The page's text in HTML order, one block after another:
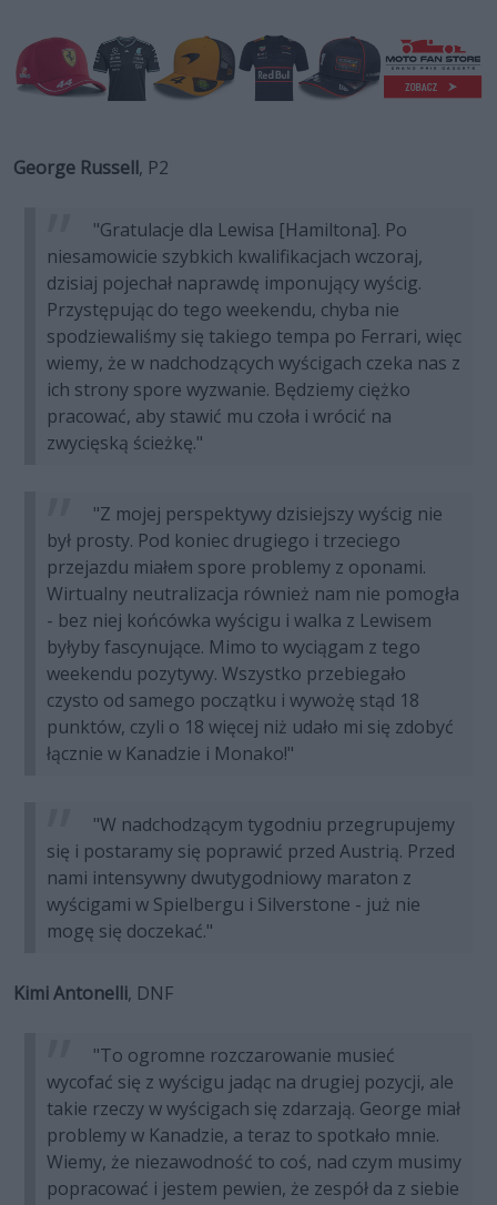
George Russell, P2
"Gratulacje dla Lewisa [Hamiltona]. Po
niesamowicie szybkich kwalifikacjach wczoraj,
dzisiaj pojechał naprawdę imponujący wyścig.
Przystępując do tego weekendu, chyba nie
spodziewaliśmy się takiego tempa po Ferrari, więc
wiemy, że w nadchodzących wyścigach czeka nas z
ich strony spore wyzwanie. Będziemy ciężko
pracować, aby stawić mu czoła i wrócić na
zwycięską ścieżkę."
"Z mojej perspektywy dzisiejszy wyścig nie
był prosty. Pod koniec drugiego i trzeciego
przejazdu miałem spore problemy z oponami.
Wirtualny neutralizacja również nam nie pomogła
- bez niej końcówka wyścigu i walka z Lewisem
byłyby fascynujące. Mimo to wyciągam z tego
weekendu pozytywy. Wszystko przebiegało
czysto od samego początku i wywożę stąd 18
punktów, czyli o 18 więcej niż udało mi się zdobyć
łącznie w Kanadzie i Monako!"
"W nadchodzącym tygodniu przegrupujemy
się i postaramy się poprawić przed Austrią. Przed
nami intensywny dwutygodniowy maraton z
wyścigami w Spielbergu i Silverstone - już nie
mogę się doczekać."
Kimi Antonelli, DNF
"To ogromne rozczarowanie musieć
wycofać się z wyścigu jadąc na drugiej pozycji, ale
takie rzeczy w wyścigach się zdarzają. George miał
problemy w Kanadzie, a teraz to spotkało mnie.
Wiemy, że niezawodność to coś, nad czym musimy
popracować i jestem pewien, że zespół da z siebie